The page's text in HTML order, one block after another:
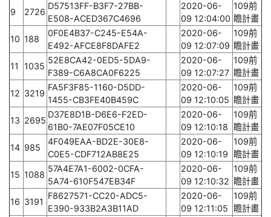
9
2726
D57513FF-B3F7-27BB-
E508-ACED367C4696
2020-06-
09 12:04:00
109前
瞻計畫
10 188
0F0E4B37-C245-E54A-
E492-AFCE8F8DAFE2
2020-06-
09 12:07:09
109前
瞻計畫
11
1035
52E8CA42-0ED5-5DA9-
F389-C6A8CA0F6225
2020-06-
09 12:07:27
109前
瞻計畫
12 3219
FA5F3F85-1160-D5DD-
1455-CB3FE40B459C
2020-06-
09 12:10:05
109前
瞻計畫
13 2695
D37E8D1B-D6E6-F2ED-
61B0-7AE07F05CE10
2020-06-
09 12:10:18
109前
瞻計畫
14 985
4F049EAA-BD2E-30E8-
C0E5-CDF712AB8E25
2020-06-
09 12:10:19
109前
瞻計畫
15 1088
57A4E7A1-6002-0CFA-
5A74-610F547EB34F
2020-06-
09 12:10:32
109前
瞻計畫
16 3191
F8627571-CC20-ADC5-
E390-933B2A3B11AD
2020-06-
09 12:11:05
109前
瞻計畫